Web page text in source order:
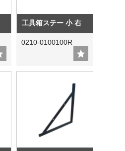
工具箱ステー 小 右
0210-0100100R